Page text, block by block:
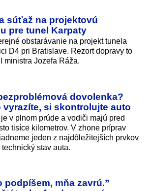
súťaž na projektovú
pre tunel Karpaty
obstarávanie na projekt tunela
D4 pri Bratislave. Rezort dopravy to
ministra Jozefa Ráža.
dovolenka?
vyrazíte, si skontrolujte auto
v plnom prúde a vodiči majú pred
tisíce kilometrov. V zhone príprav
jeden z najdôležitejších prvkov
stav auta.
podpíšem, mňa zavrú.”